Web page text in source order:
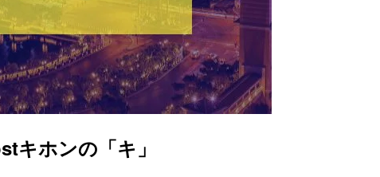
キホンの「キ」